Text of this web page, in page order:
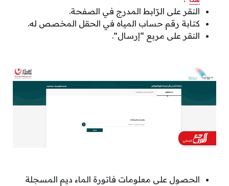
النقر على الرّابط المدرج في الصفحة.
كتابة رقم حساب المياه في الحقل المخصص له.
النقر على مربع “إرسال”.
الحصول على معلومات فاتورة الماء ديم المسجلة